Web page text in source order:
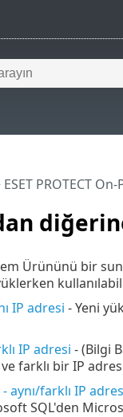
ESET PROTECT
Ürününü bir
IP adresi - Yeni
IP adresi - (Bilgi
farklı bir IP
- aynı/farklı IP
SQL'den